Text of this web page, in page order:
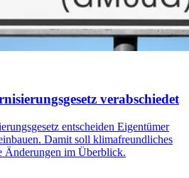
verabschiedet
entscheiden Eigentümer
Damit soll klimafreundliches
Änderungen im Überblick.